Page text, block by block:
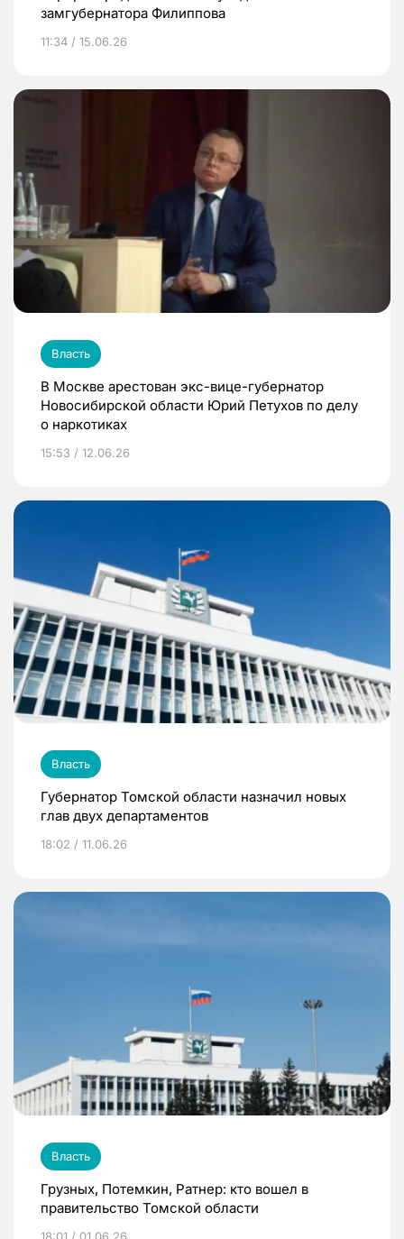
замгубернатора Филиппова
11:34 / 15.06.26
Власть
В Москве арестован экс-вице-губернатор
Новосибирской области Юрий Петухов по делу
о наркотиках
15:53 / 12.06.26
Власть
Губернатор Томской области назначил новых
глав двух департаментов
18:02 / 11.06.26
Власть
Грузных, Потемкин, Ратнер: кто вошел в
правительство Томской области